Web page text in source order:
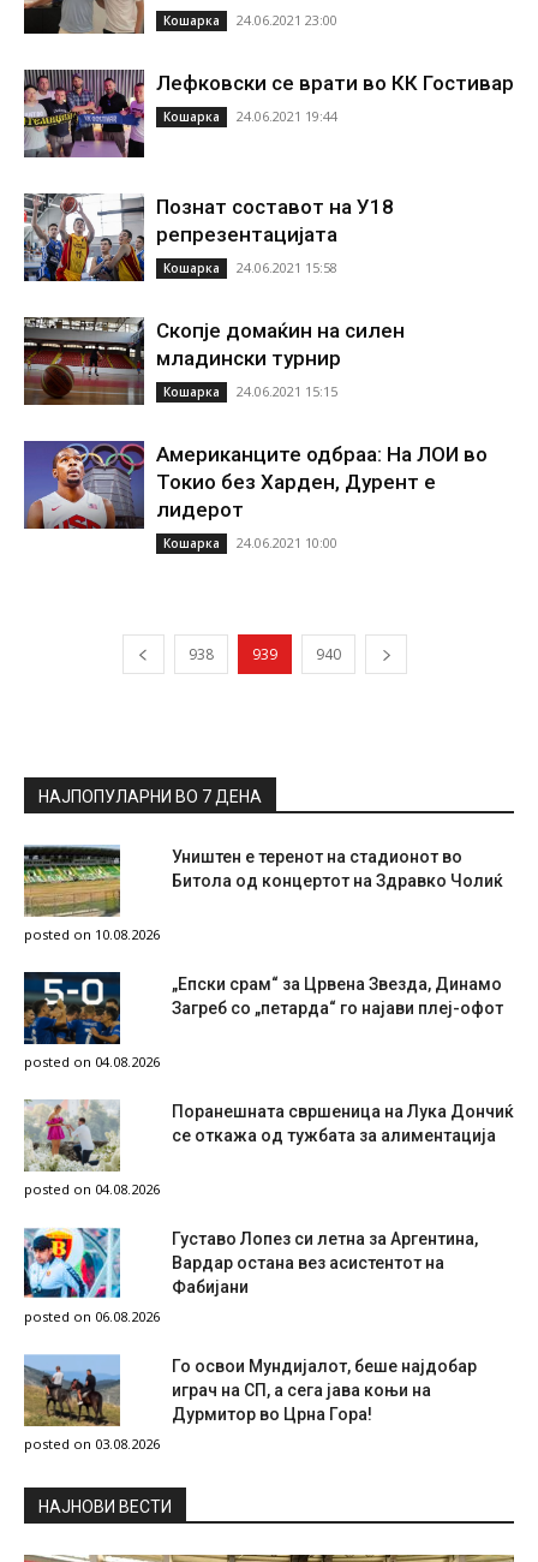
Кошарка 24.06.2021 23:00
Лефковски се врати во КК Гостивар
Кошарка 24.06.2021 19:44
Познат составот на У18
репрезентацијата
Кошарка 24.06.2021 15:58
Скопје домаќин на силен
младински турнир
Кошарка 24.06.2021 15:15
Американците одбраа: На ЛОИ во
Токио без Харден, Дурент е
лидерот
Кошарка 24.06.2021 10:00
938 939 940
НАЈПОПУЛАРНИ ВО 7 ДЕНА
Уништен е теренот на стадионот во
Битола од концертот на Здравко Чолиќ
posted on 10.08.2026
„Епски срам“ за Црвена Звезда, Динамо
Загреб со „петарда“ го најави плеј-офот
posted on 04.08.2026
Поранешната свршеница на Лука Дончиќ
се откажа од тужбата за алиментација
posted on 04.08.2026
Густаво Лопез си летна за Аргентина,
Вардар остана вез асистентот на
Фабијани
posted on 06.08.2026
Го освои Мундијалот, беше најдобар
играч на СП, а сега јава коњи на
Дурмитор во Црна Гора!
posted on 03.08.2026
НAЈНОВИ ВЕСТИ